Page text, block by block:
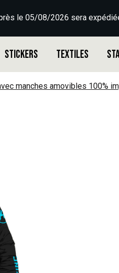
le 05/08/2026 sera
Stickers Textiles
manches amovibles 100%